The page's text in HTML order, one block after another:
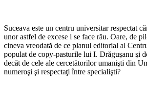
Suceava este un centru universitar respectat
unor astfel de excese i se face rău. Oare, de
cineva vreodată de ce planul editorial al
populat de copy-pasturile lui I. Drăguşanu şi
decât de cele ale cercetătorilor umanişti din
numeroşi şi respectaţi între specialişti?